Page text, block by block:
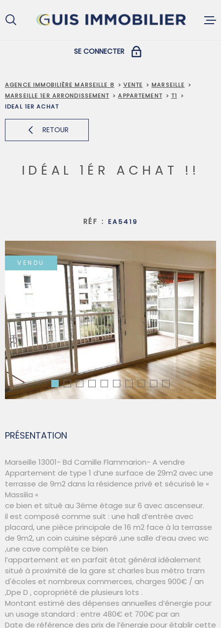
au
menu
au
contenu
VENDRE
SYNDIC
QUI
CONTACT
SE CONNECTER
COPROPRIÉTAIRES
AGENCE IMMOBILIÈRE MARSEILLE 8 VENTE
MARSEILLE
MARSEILLE 1ER ARRONDISSEMENT
APPARTEMENT
T1
IDEAL 1ER ACHAT
RETOUR
IDÉAL 1ÉR ACHAT !!
RÉF : EA5419
VENDU
PRÉSENTATION
Marseille 13001- Bd Camille Flammarion- A vendre
Appartement de type 1 d’une surface de 29m2 avec une
terrasse de 9m2 dans la résidence privé et sécurisé le «
Massilia «
ce bien et situé au 3éme étage sur 6 avec ascenseur.
il est composé comme suit : une hall d’entrée avec
placard, une pièce principale de 16 m2 face à la terrasse
de 9m2, un coin cuisine séparé ,une salle d’eau avec wc
,une cave complète ce bien
l’appartement et en parfait état général idéalement
situé à proximité de la gare st charles bus métro tram
d'écoles et nombreux commerces, charges 900€ / an
,Dpe D , copropriété de plusieurs lots .
Montant estimé des dépenses annuelles d’énergie pour
un usage standard : entre 480€ et 700€ par an
Date de référence des prix de l’énergie pour établir cette